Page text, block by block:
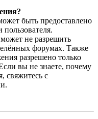
быть предоставлено
не разрешить
форумах. Также
разрешено только
вы не знаете, почему
свяжитесь с